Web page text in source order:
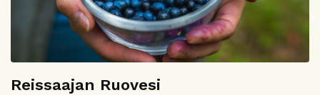
Reissaajan Ruovesi